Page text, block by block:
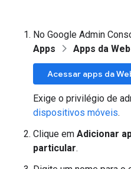
No Google Admin
Apps
Apps da
Acessar apps da
Exige o privilégio de
dispositivos móveis.
Clique em Adicionar
particular.